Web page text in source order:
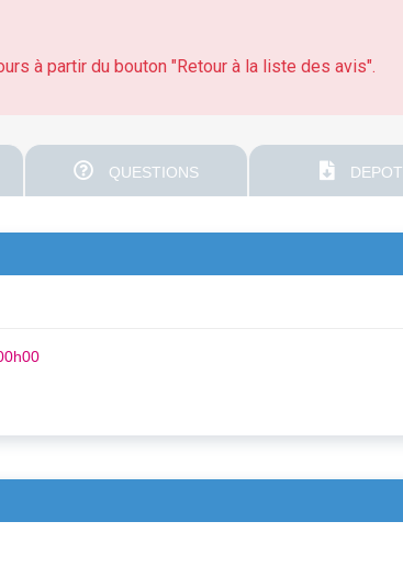
à partir du bouton "Retour à la liste des avis".
QUESTIONS DEPOT